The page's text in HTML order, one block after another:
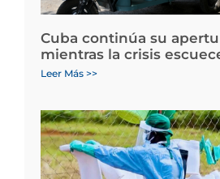
Cuba continúa su
mientras la crisis
Leer Más >>